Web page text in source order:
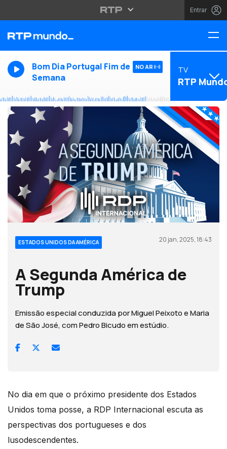
Entrar
Bom Dia Portugal Fim de
Semana
NO AR TV
RTP
ESTADOS UNIDOS DA AMÉRICA 20 jan, 2025, 18:43
A Segunda América de
Trump
Emissão especial conduzida por Miguel Peixoto e Maria
de São José, com Pedro Bicudo em estúdio.
No dia em que o próximo presidente dos Estados
Unidos toma posse, a RDP Internacional escuta as
perspectivas dos portugueses e dos
lusodescendentes.